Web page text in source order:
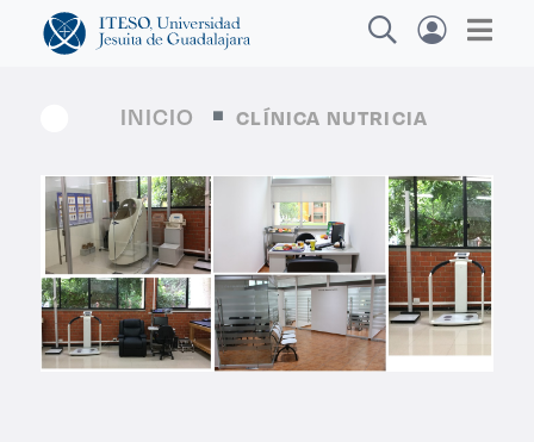
Explora sitios web, programas académicos,
actividades y noticias
Diplomad|
INICIO CLÍNICA NUTRICIA